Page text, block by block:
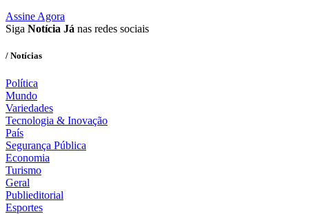
Assine Agora
Siga Notícia Já nas redes sociais
/ Notícias
Política
Mundo
Variedades
Tecnologia & Inovação
País
Segurança Pública
Economia
Turismo
Geral
Publieditorial
Esportes